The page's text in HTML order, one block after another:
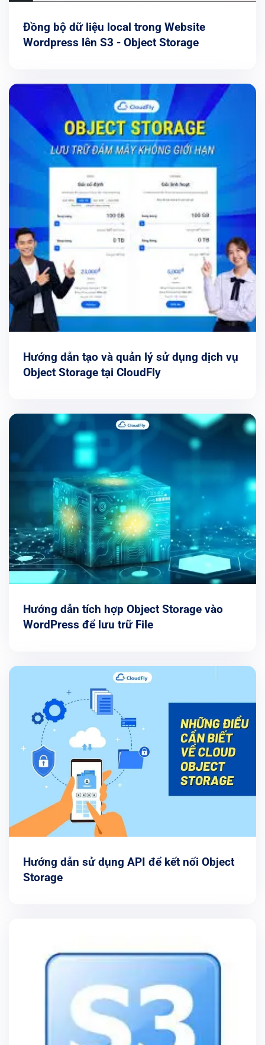
Đồng bộ dữ liệu local trong Website
Wordpress lên S3 - Object Storage
Hướng dẫn tạo và quản lý sử dụng dịch vụ
Object Storage tại CloudFly
Hướng dẫn tích hợp Object Storage vào
WordPress để lưu trữ File
Hướng dẫn sử dụng API để kết nối Object
Storage